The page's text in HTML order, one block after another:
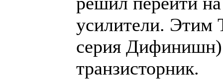
усилители. Этим
серия Дифинишн)
транзисторник.